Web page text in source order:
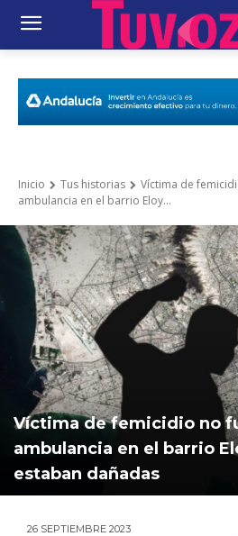
Inicio Tus historias
Víctima de
ambulancia en el barrio Eloy...
Víctima de femicidio no
ambulancia en el barrio
estaban dañadas
26 SEPTIEMBRE 2023